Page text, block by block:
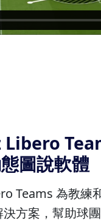
圖說軟體
Teams 為教練
方案，幫助球